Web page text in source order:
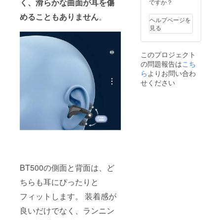
く、滑らかな曲面が耳を傷
めることもありません。
BT500の側面と背面は、ど
ちらも耳にぴったりと
フィットします。 装着感が
良いだけでなく、ランニン
ですか？
ヘルプページを
見る
このプロジェクト
の問題報告はこち
らよりお問い合わ
せください